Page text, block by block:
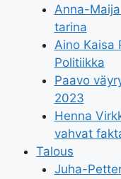
Anna-
tarina
Aino Kaisa
Politiikka
Paavo
2023
Henna
vahvat
Talous
Juha-